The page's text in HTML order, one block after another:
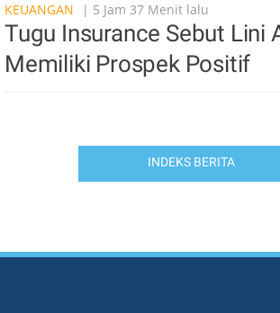
KEUANGAN | 5 Jam 37 Menit lalu
Tugu Insurance Sebut Lini
Memiliki Prospek Positif
INDEKS BERITA